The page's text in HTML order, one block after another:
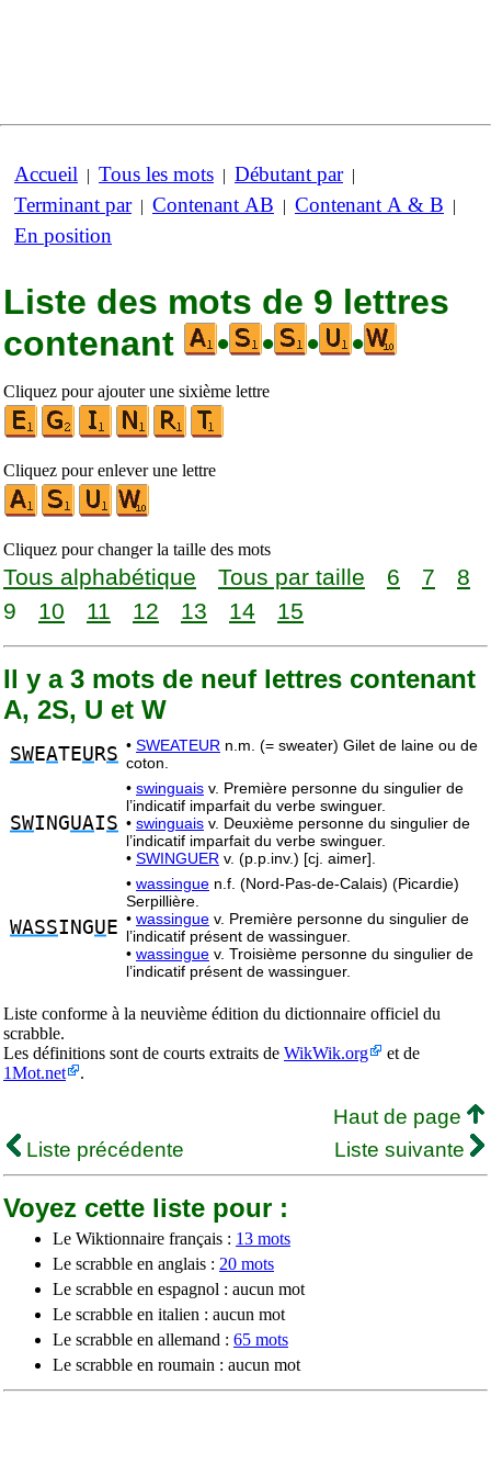
Accueil | Tous les mots | Débutant par|
Terminant par| Contenant AB | Contenant A & B |
En position
Liste des mots de 9 lettres
contenant
• • • •
Cliquez pour ajouter une sixième lettre
Cliquez pour enlever une lettre
Cliquez pour changer la taille des mots
Tous alphabétique Tous par taille 6 7
8
9
10 11 12 13 14 15
Il y a 3 mots de neuf lettres contenant
A, 2S, U et W
SWEATEU RS • SWEATEUR n.m. (= sweater) Gilet de laine ou de
coton.
SWINGUAIS
• swinguais v. Première personne du singulier de
l’indicatif imparfait du verbe swinguer.
• swinguais v. Deuxième personne du singulier de
l’indicatif imparfait du verbe swinguer.
• SWINGUER v. (p.p.inv.) [cj. aimer].
WASSINGU E
• wassingue n.f. (Nord-Pas-de-Calais) (Picardie)
Serpillière.
• wassingue v. Première personne du singulier de
l’indicatif présent de wassinguer.
• wassingue v. Troisième personne du singulier de
l’indicatif présent de wassinguer.
Liste conforme à la neuvième édition du dictionnaire officiel du
scrabble.
Les définitions sont de courts extraits de WikWik.org
et de
1Mot.net
.
Haut de page
Liste précédente
Liste suivante
Voyez cette liste pour :
Le Wiktionnaire français : 13 mots
Le scrabble en anglais : 20 mots
Le scrabble en espagnol : aucun mot
Le scrabble en italien : aucun mot
Le scrabble en allemand : 65 mots
Le scrabble en roumain : aucun mot